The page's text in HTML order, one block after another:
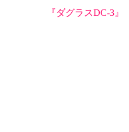
『ダグラスDC-3』